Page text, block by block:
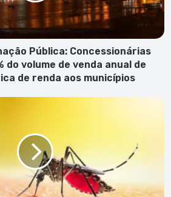
Pública: Concessionárias
do volume de venda anual de
de renda aos municípios